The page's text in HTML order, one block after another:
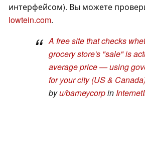
интерфейсом). Вы можете
lowtein.com.
A free site that checks
grocery store's "sale" is
average price — using
for your city (US &
byu/barneycorpin